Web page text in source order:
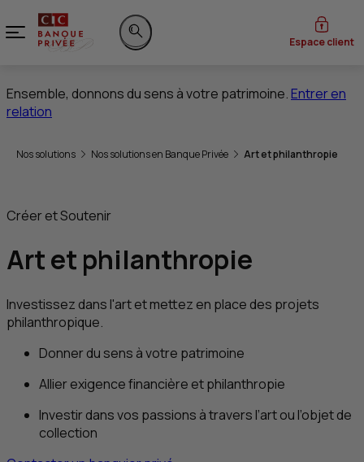
Menu
Rechercher sur le site
Espace client
Ensemble, donnons du sens à votre patrimoine.Entrer en
relation
Nos solutions Nos solutions en Banque Privée Art et philanthropie
Créer et Soutenir
Art et philanthropie
Investissez dans l'art et mettez en place des projets
philanthropique.
Donner du sens à votre patrimoine
Allier exigence financière et philanthropie
Investir dans vos passions à travers l’art ou l’objet de
collection